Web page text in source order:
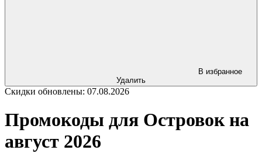
В избранное
Удалить
Скидки обновлены: 07.08.2026
Промокоды для Островок на
август 2026